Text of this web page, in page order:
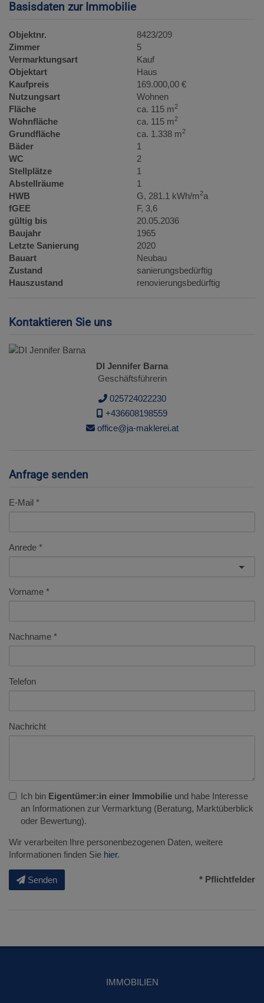
Basisdaten zur Immobilie
Objektnr.
8423/209
Zimmer
5
Vermarktungsart
Kauf
Objektart
Haus
Kaufpreis
169.000,00 €
Nutzungsart
Wohnen
Fläche
ca. 115 m2
Wohnfläche ca. 115 m2
Grundfläche ca. 1.338 m2
Bäder
1
WC
2
Stellplätze
1
Abstellräume
1
HWB
G, 281.1 kWh/m2a
fGEE
F, 3,6
gültig bis
20.05.2036
Baujahr
1965
Letzte Sanierung
2020
Bauart
Neubau
Zustand
sanierungsbedürftig
Hauszustand
renovierungsbedürftig
Kontaktieren Sie uns
DI Jennifer Barna
Geschäftsführerin
025724022230
+436608198559
office@ja-maklerei.at
Anfrage senden
E-Mail
Anrede
Vorname
Nachname
Telefon
Nachricht
Ich bin Eigentümer:in einer Immobilie und habe Interesse
an Informationen zur Vermarktung (Beratung, Marktüberblick
oder Bewertung).
Wir verarbeiten Ihre personenbezogenen Daten, weitere
Informationen finden Sie hier.
Senden * Pflichtfelder
IMMOBILIEN